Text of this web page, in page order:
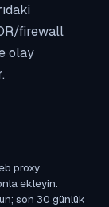
firewall
olay
proxy
ekleyin.
son 30 günlük